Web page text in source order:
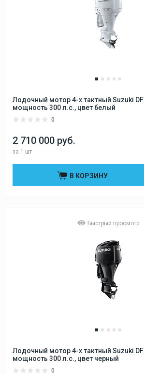
Лодочный мотор 4-х тактный Suzuki
мощность 300 л.с., цвет белый
0
2 710 000 руб.
за 1 шт
В КОРЗИНУ
Быстрый просмотр
Лодочный мотор 4-х тактный Suzuki
мощность 300 л.с., цвет черный
0